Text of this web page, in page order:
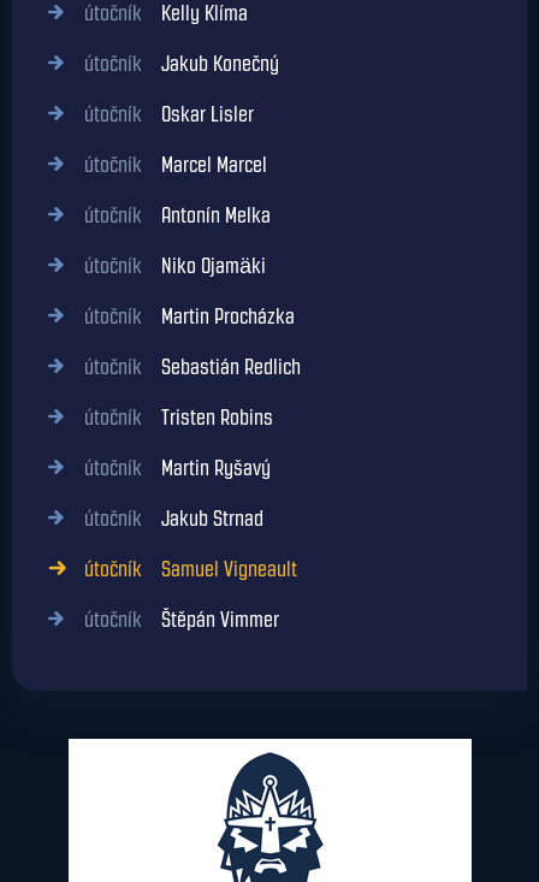
útočník Kelly Klíma
útočník Jakub Konečný
útočník Oskar Lisler
útočník Marcel Marcel
útočník Antonín Melka
útočník Niko Ojamäki
útočník Martin Procházka
útočník Sebastián Redlich
útočník Tristen Robins
útočník Martin Ryšavý
útočník Jakub Strnad
útočník Samuel Vigneault
útočník Štěpán Vimmer